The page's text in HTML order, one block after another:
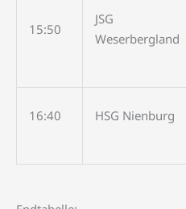
15:50
JSG
Weserbergland
16:40 HSG Nienburg